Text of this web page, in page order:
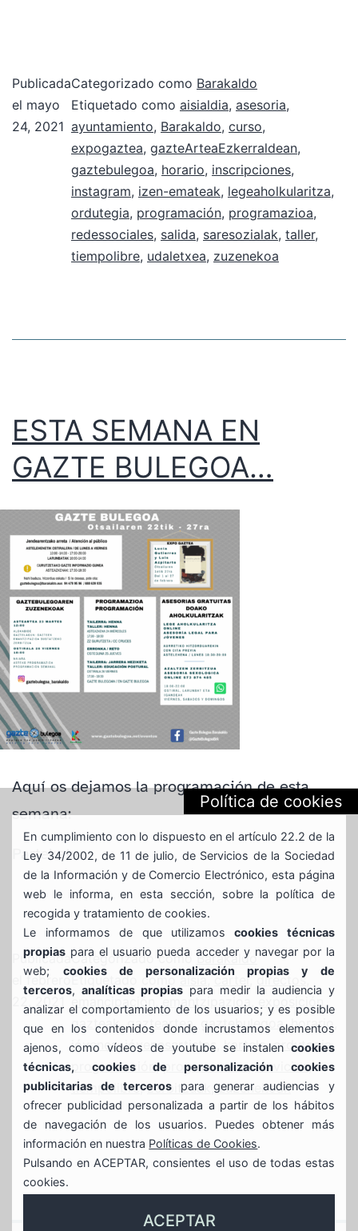
Publicada
el mayo
24, 2021
Categorizado como Barakaldo
Etiquetado como aisialdia, asesoria,
ayuntamiento, Barakaldo, curso,
expogaztea, gazteArteaEzkerraldean,
gaztebulegoa, horario, inscripciones,
instagram, izen-emateak, legeaholkularitza,
ordutegia, programación, programazioa,
redessociales, salida, saresozialak, taller,
tiempolibre, udaletxea, zuzenekoa
ESTA SEMANA EN
GAZTE BULEGOA…
Aquí os dejamos la programación de esta
semana:
Partekatu:
Publicada
elfebrero
22, 2021
Categorizado comoBarakaldo
Etiquetado comoaisia,cartel, directos
emancipación
, emantzipazioa exposición
gazteak,gazteartea, gaztebulegoa,horario
jóvenes,jóvenesartistas kartela,ordutegia,
programación,programazioa,servicios,
tiempolibre,zerbitzuak ,zuzenekoak
Política de cookies
En cumplimiento con lo dispuesto en el artículo 22.2 de la
Ley 34/2002, de 11 de julio, de Servicios de la Sociedad
de la Información y de Comercio Electrónico, esta página
web le informa, en esta sección, sobre la política de
recogida y tratamiento de cookies.
Le informamos de que utilizamoscookies técnicas
propias para el usuario pueda acceder y navegar por la
web; cookies de personalización propias y de
terceros,analíticas propias para medir la audiencia y
analizar el comportamiento de los usuarios; y es posible
que en los contenidos donde incrustamos elementos
ajenos, como vídeos de youtube se instalen cookies
técnicas, cookies de personalización cookies
publicitarias de terceros para generar audiencias y
ofrecer publicidad personalizada a partir de los hábitos
de navegación de los usuarios. Puedes obtener más
información en nuestra Políticas de Cookies.
Pulsando en ACEPTAR, consientes el uso de todas estas
cookies.
ACEPTAR